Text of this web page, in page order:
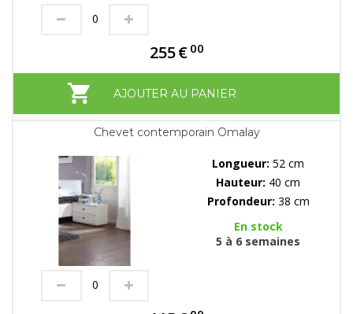
255€ 00
AJOUTER AU PANIER
Chevet contemporain Omalay
Longueur: 52 cm
Hauteur: 40 cm
Profondeur: 38 cm
En stock
5 à 6 semaines